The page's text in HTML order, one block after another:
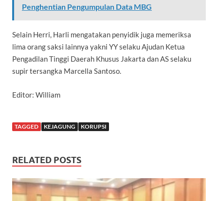
Penghentian Pengumpulan Data MBG
Selain Herri, Harli mengatakan penyidik juga memeriksa
lima orang saksi lainnya yakni YY selaku Ajudan Ketua
Pengadilan Tinggi Daerah Khusus Jakarta dan AS selaku
supir tersangka Marcella Santoso.
Editor: William
TAGGED KEJAGUNG KORUPSI
RELATED POSTS